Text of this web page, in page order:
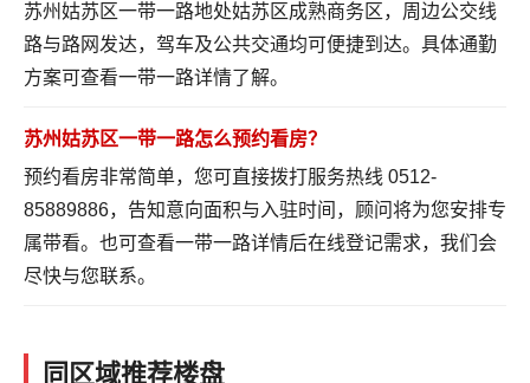
苏州姑苏区一带一路地处姑苏区成熟商务区，周边公交线
路与路网发达，驾车及公共交通均可便捷到达。具体通勤
方案可查看一带一路详情了解。
苏州姑苏区一带一路怎么预约看房？
预约看房非常简单，您可直接拨打服务热线 0512-
85889886，告知意向面积与入驻时间，顾问将为您安排专
属带看。也可查看一带一路详情后在线登记需求，我们会
尽快与您联系。
同区域推荐楼盘